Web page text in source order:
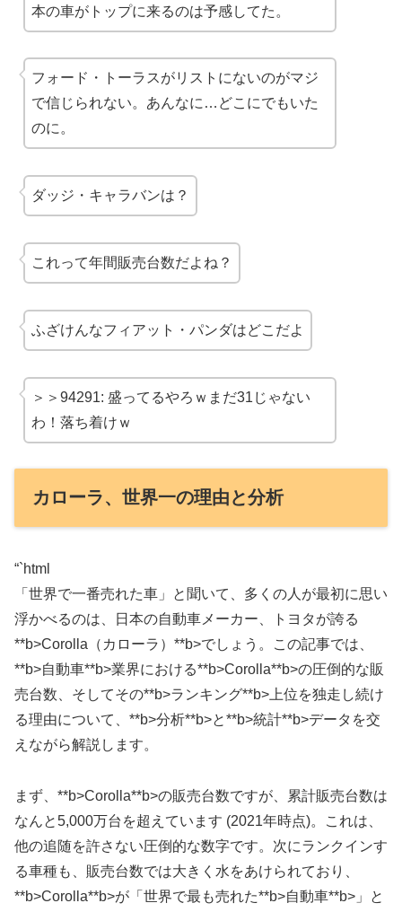
本の車がトップに来るのは予感してた。
フォード・トーラスがリストにないのがマジ
で信じられない。あんなに…どこにでもいた
のに。
ダッジ・キャラバンは？
これって年間販売台数だよね？
ふざけんなフィアット・パンダはどこだよ
＞＞94291: 盛ってるやろｗまだ31じゃない
わ！落ち着けｗ
カローラ、世界一の理由と分析
“`html
「世界で一番売れた車」と聞いて、多くの人が最初に思い
浮かべるのは、日本の自動車メーカー、トヨタが誇る
**b>Corolla（カローラ）**b>でしょう。この記事では、
**b>自動車**b>業界における**b>Corolla**b>の圧倒的な販
売台数、そしてその**b>ランキング**b>上位を独走し続け
る理由について、**b>分析**b>と**b>統計**b>データを交
えながら解説します。
まず、**b>Corolla**b>の販売台数ですが、累計販売台数は
なんと5,000万台を超えています (2021年時点)。これは、
他の追随を許さない圧倒的な数字です。次にランクインす
る車種も、販売台数では大きく水をあけられており、
**b>Corolla**b>が「世界で最も売れた**b>自動車**b>」と